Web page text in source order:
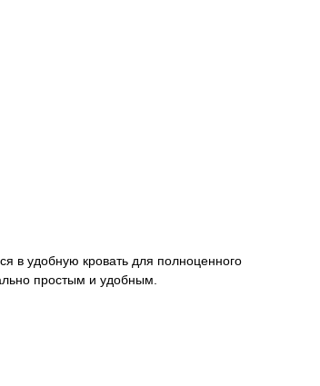
в удобную кровать для полноценного
простым и удобным.